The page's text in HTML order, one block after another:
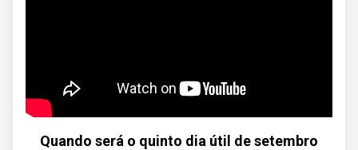
Quando será o quinto dia útil de setembro